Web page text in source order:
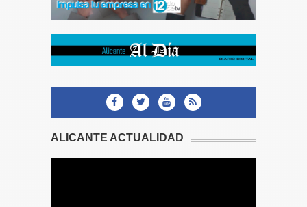
ALICANTE ACTUALIDAD